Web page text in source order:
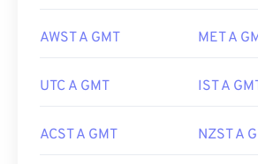
AWST A GMT MET A
UTC A GMT IST A
ACST A GMT NZST A